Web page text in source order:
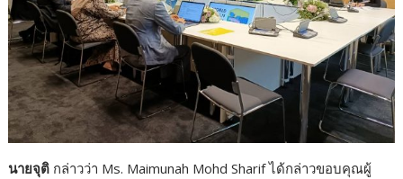
นายจุติ กล่าวว่า Ms. Maimunah Mohd Sharif ได้กล่าวขอบคุณผู้